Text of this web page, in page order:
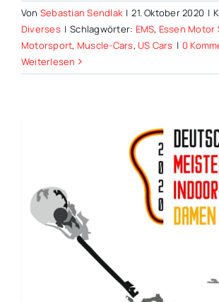
Von Sebastian Sendlak | 21. Oktober 2020 |
Diverses | Schlagwörter: EMS, Essen Motor
Motorsport, Muscle-Cars, US Cars | 0
Weiterlesen